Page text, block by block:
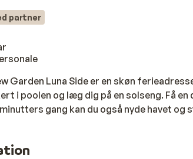
partner
Garden Luna Side er en skøn
i poolen og læg dig på en solseng. Få en
gang kan du også nyde havet og
Side. Her finder du mange butikker og